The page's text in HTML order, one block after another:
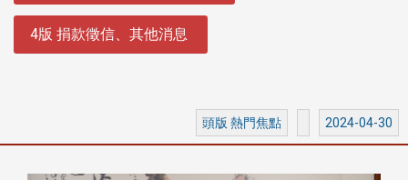
4版 捐款徵信、其他消息
頭版 熱門焦點 2024-04-30